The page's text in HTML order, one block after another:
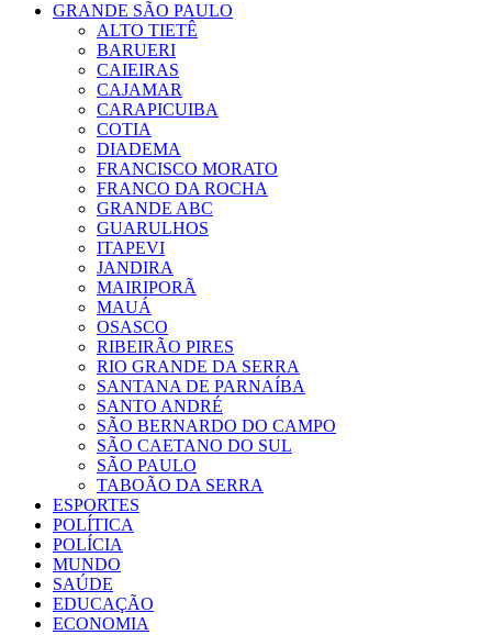
GRANDE SÃO PAULO
ALTO TIETÊ
BARUERI
CAIEIRAS
CAJAMAR
CARAPICUIBA
COTIA
DIADEMA
FRANCISCO MORATO
FRANCO DA ROCHA
GRANDE ABC
GUARULHOS
ITAPEVI
JANDIRA
MAIRIPORÃ
MAUÁ
OSASCO
RIBEIRÃO PIRES
RIO GRANDE DA SERRA
SANTANA DE PARNAÍBA
SANTO ANDRÉ
SÃO BERNARDO DO CAMPO
SÃO CAETANO DO SUL
SÃO PAULO
TABOÃO DA SERRA
ESPORTES
POLÍTICA
POLÍCIA
MUNDO
SAÚDE
EDUCAÇÃO
ECONOMIA